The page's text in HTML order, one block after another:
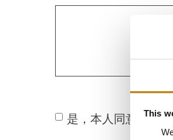
This
是，本人同意隐私